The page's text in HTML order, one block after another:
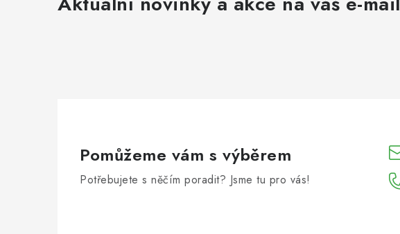
Pomůžeme vám s výběrem
Potřebujete s něčím poradit? Jsme tu pro vás!